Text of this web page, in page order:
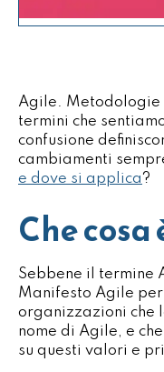
Agile. Metodologie
termini che
confusione
cambiamenti
e dove si applica?
Che cosa
Sebbene il termine
Manifesto Agile
organizzazioni che
nome di Agile, e
su questi valori e